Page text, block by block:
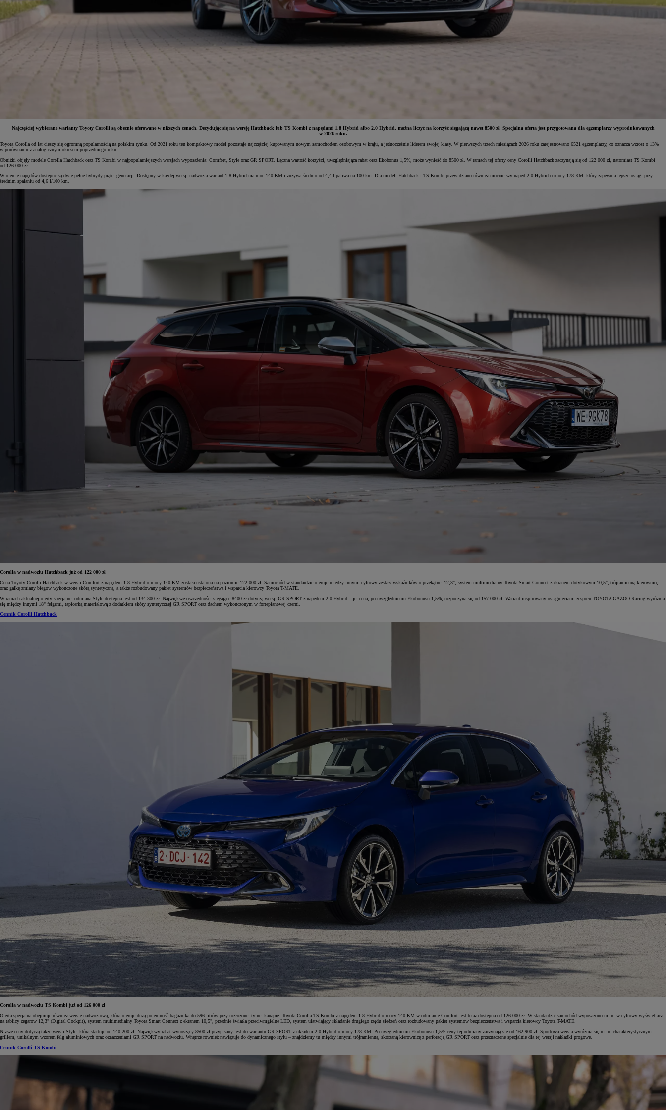
Yaris Cross
HYBRID
Od
105 300 zł
Corolla Hatchback
Najczęściej wybierane warianty Toyoty Corolli są obecnie oferowane w niższych cenach. Decydując się na wersję Hatchback lub TS Kombi z napędami 1.8 Hybrid albo 2.0 Hybrid, można liczyć na korzyść sięgającą nawet 8500 zł. Specjalna oferta jest przygotowana dla egzemplarzy wyprodukowanych
w 2026 roku.
Toyota Corolla od lat cieszy się ogromną popularnością na polskim rynku. Od 2021 roku ten kompaktowy model pozostaje najczęściej kupowanym nowym samochodem osobowym w kraju, a jednocześnie liderem swojej klasy. W pierwszych trzech miesiącach 2026 roku zarejestrowano 6521 egzemplarzy, co oznacza wzrost o 13%
w porównaniu z analogicznym okresem poprzedniego roku.
Obniżki objęły modele Corolla Hatchback oraz TS Kombi w najpopularniejszych wersjach wyposażenia: Comfort, Style oraz GR SPORT. Łączna wartość korzyści, uwzględniająca rabat oraz Ekobonus 1,5%, może wynieść do 8500 zł. W ramach tej oferty ceny Corolli Hatchback zaczynają się od 122 000 zł, natomiast TS Kombi
od 126 000 zł.
W ofercie napędów dostępne są dwie pełne hybrydy piątej generacji. Dostępny w każdej wersji nadwozia wariant 1.8 Hybrid ma moc 140 KM i zużywa średnio od 4,4 l paliwa na 100 km. Dla modeli Hatchback i TS Kombi przewidziano również mocniejszy napęd 2.0 Hybrid o mocy 178 KM, który zapewnia lepsze osiągi przy
średnim spalaniu od 4,6 l/100 km.
Corolla w nadwoziu Hatchback już od 122 000 zł
Cena Toyoty Corolli Hatchback w wersji Comfort z napędem 1.8 Hybrid o mocy 140 KM została ustalona na poziomie 122 000 zł. Samochód w standardzie oferuje między innymi cyfrowy zestaw wskaźników o przekątnej 12,3", system multimedialny Toyota Smart Connect z ekranem dotykowym 10,5", trójramienną kierownicę
oraz gałkę zmiany biegów wykończone skórą syntetyczną, a także rozbudowany pakiet systemów bezpieczeństwa i wsparcia kierowcy Toyota T-MATE.
W ramach aktualnej oferty specjalnej odmiana Style dostępna jest od 134 300 zł. Największe oszczędności sięgające 8400 zł dotyczą wersji GR SPORT z napędem 2.0 Hybrid – jej cena, po uwzględnieniu Ekobonusu 1,5%, rozpoczyna się od 157 000 zł. Wariant inspirowany osiągnięciami zespołu TOYOTA GAZOO Racing wyróżnia
się między innymi 18" felgami, tapicerką materiałową z dodatkiem skóry syntetycznej GR SPORT oraz dachem wykończonym w fortepianowej czerni.
Cennik Corolli Hatchback
Corolla w nadwoziu TS Kombi już od 126 000 zł
Oferta specjalna obejmuje również wersję nadwoziową, która oferuje dużą pojemność bagażnika do 596 litrów przy rozłożonej tylnej kanapie. Toyota Corolla TS Kombi z napędem 1.8 Hybrid o mocy 140 KM w odmianie Comfort jest teraz dostępna od 126 000 zł. W standardzie samochód wyposażono m.in. w cyfrowy wyświetlacz
na tablicy zegarów 12,3" (Digital Cockpit), system multimedialny Toyota Smart Connect z ekranem 10,5", przednie światła przeciwmgielne LED, system ułatwiający składanie drugiego rzędu siedzeń oraz rozbudowany pakiet systemów bezpieczeństwa i wsparcia kierowcy Toyota T-MATE.
Niższe ceny dotyczą także wersji Style, która startuje od 140 200 zł. Największy rabat wynoszący 8500 zł przypisany jest do wariantu GR SPORT z układem 2.0 Hybrid o mocy 178 KM. Po uwzględnieniu Ekobonusu 1,5% ceny tej odmiany zaczynają się od 162 900 zł. Sportowa wersja wyróżnia się m.in. charakterystycznym
grillem, unikalnym wzorem felg aluminiowych oraz oznaczeniami GR SPORT na nadwoziu. Wnętrze również nawiązuje do dynamicznego stylu – znajdziemy tu między innymi trójramienną, skórzaną kierownicę z perforacją GR SPORT oraz przeznaczone specjalnie dla tej wersji nakładki progowe.
Cennik Corolli TS Kombi